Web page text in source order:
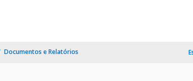
Documentos e Relatórios